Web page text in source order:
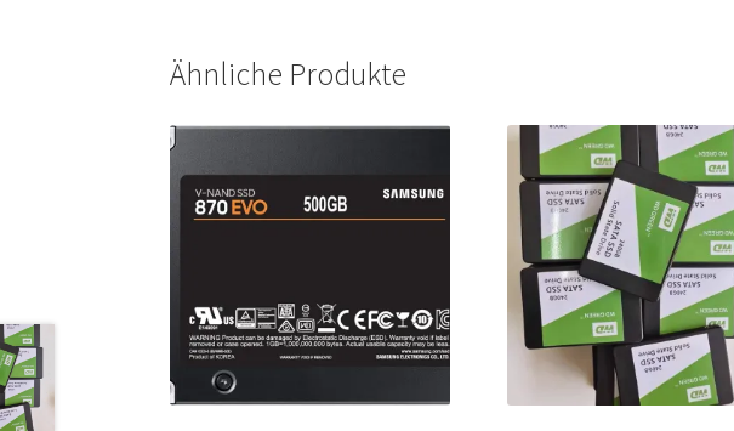
500G-
G28
Menge
Ähnliche Produkte